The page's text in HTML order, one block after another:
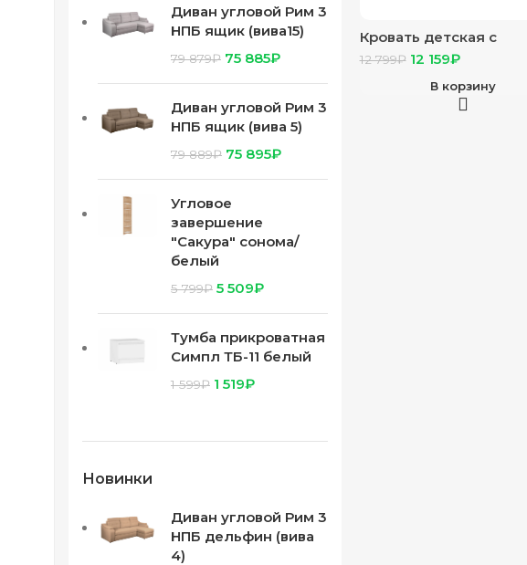
Диван угловой Рим 3
НПБ ящик (вива15)
79 879₽ 75 885₽
Диван угловой Рим 3
НПБ ящик (вива 5)
79 889₽ 75 895₽
Угловое
завершение
"Сакура" сонома/
белый
5 799₽ 5 509₽
Тумба прикроватная
Симпл ТБ-11 белый
1 599₽ 1 519₽
Новинки
Диван угловой Рим 3
НПБ дельфин (вива
4)
Кровать детская с
ящиками “Сенди” КР-01
сонома без настила
12 799₽ 12 159₽
В корзину